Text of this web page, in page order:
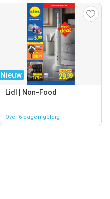
Nieuw
Lidl | Non-Food
Over 6 dagen geldig